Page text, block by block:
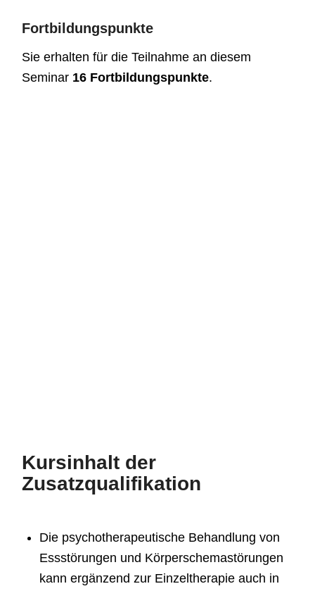
Fortbildungspunkte
Sie erhalten für die Teilnahme an diesem
Seminar 16 Fortbildungspunkte.
Kursinhalt der
Zusatzqualifikation
Die psychotherapeutische Behandlung von
Essstörungen und Körperschemastörungen
kann ergänzend zur Einzeltherapie auch in